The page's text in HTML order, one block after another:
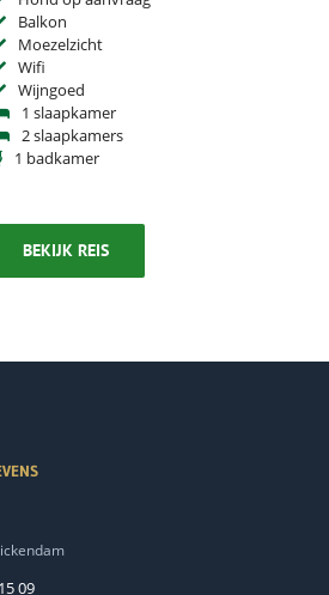
Balkon
Moezelzicht
Wifi
Wijngoed
1 slaapkamer
2 slaapkamers
1 badkamer
BEKIJK REIS
09